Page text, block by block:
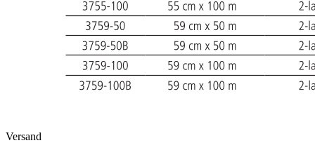
Versand